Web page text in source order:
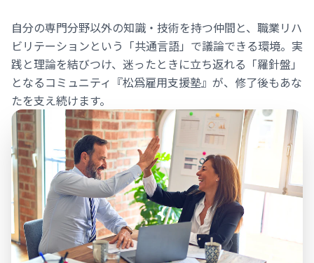
自分の専門分野以外の知識・技術を持つ仲間と、職業リハ
ビリテーションという「共通言語」で議論できる環境。実
践と理論を結びつけ、迷ったときに立ち返れる「羅針盤」
となるコミュニティ『松爲雇用支援塾』が、修了後もあな
たを支え続けます。